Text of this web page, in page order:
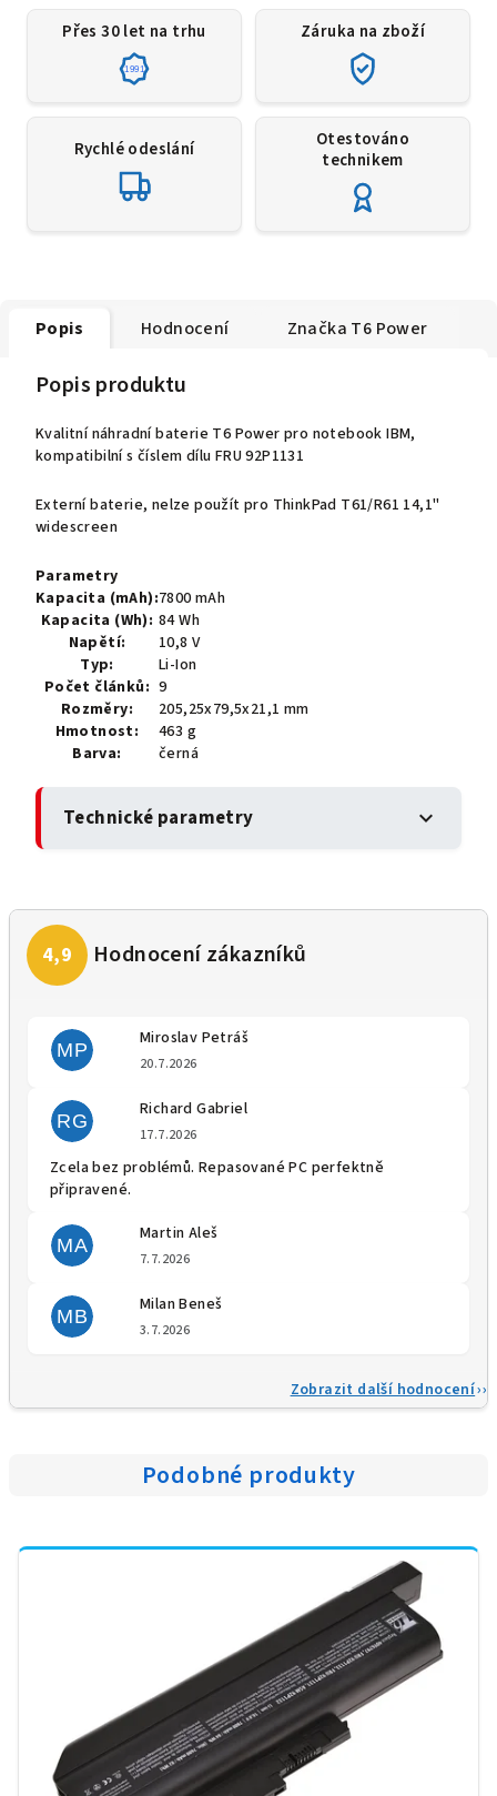
Přes 30 let na trhu
1991
Záruka na zboží
Rychlé odeslání
Otestováno
technikem
Popis Hodnocení Značka T6 Power
Popis produktu
Kvalitní náhradní baterie T6 Power pro notebook IBM,
kompatibilní s číslem dílu FRU 92P1131
Externí baterie, nelze použít pro ThinkPad T61/R61 14,1"
widescreen
Parametry
Kapacita (mAh):7800 mAh
Kapacita (Wh): 84 Wh
Napětí:
10,8 V
Typ:
Li-Ion
Počet článků: 9
Rozměry:
205,25x79,5x21,1 mm
Hmotnost:
463 g
Barva:
černá
Technické parametry expand_more
MP
Miroslav Petráš
20.7.2026
RG
Richard Gabriel
17.7.2026
Zcela bez problémů. Repasované PC perfektně
připravené.
MA
Martin Aleš
7.7.2026
MB
Milan Beneš
3.7.2026
Zobrazit další hodnocení
Podobné produkty